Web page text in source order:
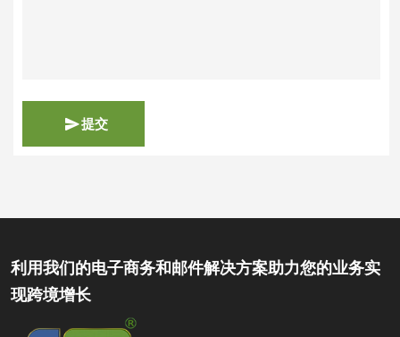
提交
利用我们的电子商务和邮件解决方案助力您的业务实
现跨境增长